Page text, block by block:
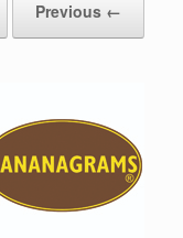
← Previous